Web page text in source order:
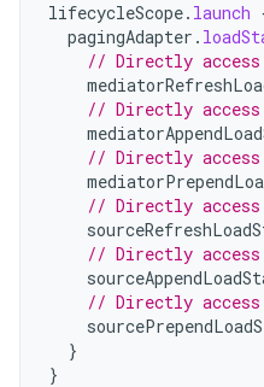
lifecycleScope. launch
pagingAdapter .
// Directly access
// Directly access
// Directly access
// Directly access
// Directly access
// Directly access
}
}